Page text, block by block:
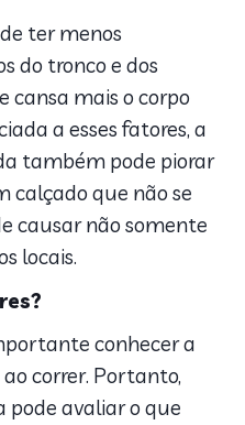
ter menos
do tronco e dos
cansa mais o corpo
a esses fatores, a
também pode piorar
calçado que não se
causar não somente
locais.
conhecer a
correr. Portanto,
pode avaliar o que